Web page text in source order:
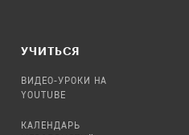
УЧИТЬСЯ
ВИДЕО-УРОКИ НА
YOUTUBE
КАЛЕНДАРЬ